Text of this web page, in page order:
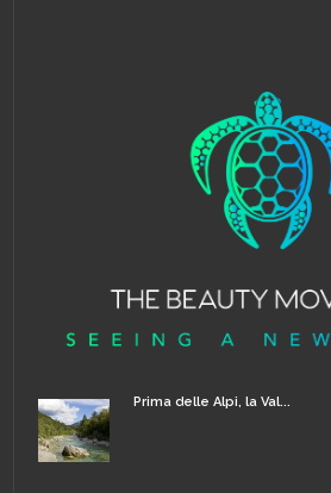
Prima delle Alpi, la Val...